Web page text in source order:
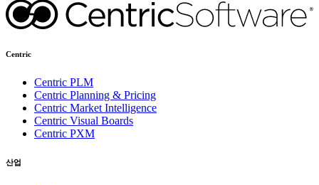
Centric
Centric PLM
Centric Planning & Pricing
Centric Market Intelligence
Centric Visual Boards
Centric PXM
산업